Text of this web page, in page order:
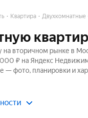
Квартира Двухкомнатные
на вторичном рынке в
₽ на Яндекс
— фото, планировки и